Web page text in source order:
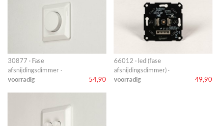
30877 · Fase
afsnijdingsdimmer ·
voorradig
54,90
66012 · led (fase
afsnijdingsdimmer) ·
voorradig
49,90